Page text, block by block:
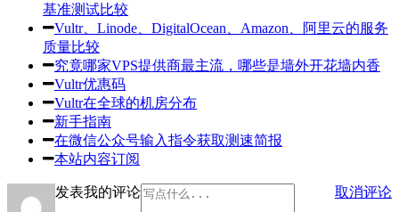
基准测试比较
Vultr、Linode、DigitalOcean、Amazon、阿里云的服务
质量比较
究竟哪家VPS提供商最主流，哪些是墙外开花墙内香
Vultr优惠码
Vultr在全球的机房分布
新手指南
在微信公众号输入指令获取测速简报
本站内容订阅
发表我的评论 取消评论